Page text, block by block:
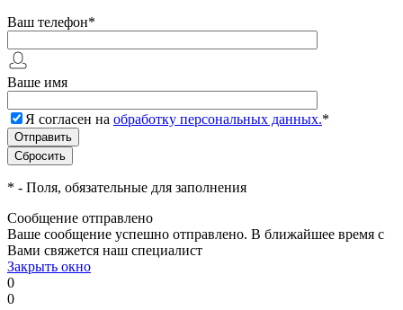
Ваш телефон*
Ваше имя
Я согласен на обработку персональных данных.*
* - Поля, обязательные для заполнения
Сообщение отправлено
Ваше сообщение успешно отправлено. В ближайшее время с
Вами свяжется наш специалист
Закрыть окно
0
0